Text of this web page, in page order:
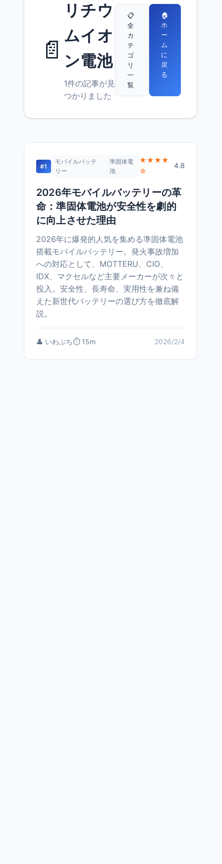
📄
リチウ
ムイオ
ン電池
1件の記事が見
つかりました
📋
全
カ
テ
ゴ
リ
一
覧
🏠
ホ
ー
ム
に
戻
る
#1
モバイルバッテ
リー
準固体電
池
★★★★
☆
4.8
2026年モバイルバッテリーの革
命：準固体電池が安全性を劇的
に向上させた理由
2026年に爆発的人気を集める準固体電池
搭載モバイルバッテリー。発火事故増加
への対応として、MOTTERU、CIO、
IDX、マクセルなど主要メーカーが次々と
投入。安全性、長寿命、実用性を兼ね備
えた新世代バッテリーの選び方を徹底解
説。
👤 いわぶち⏱️ 15m 2026/2/4